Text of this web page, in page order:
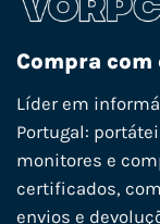
Compra
Líder em
Portugal:
monitores e
certificados,
envios e